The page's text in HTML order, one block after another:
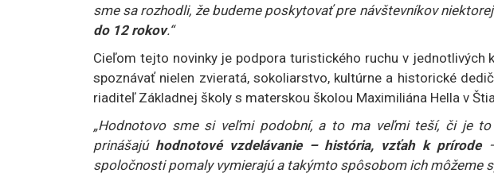
sme sa rozhodli, že budeme poskytovať pre návštevníkov
do 12 rokov.“
Cieľom tejto novinky je podpora turistického ruchu v jednotlivých
spoznávať nielen zvieratá, sokoliarstvo, kultúrne a historické
riaditeľ Základnej školy s materskou školou Maximiliána Hella v
„Hodnotovo sme si veľmi podobní, a to ma veľmi teší, či je
prinášajú hodnotové vzdelávanie – história, vzťah k prírode–
spoločnosti pomaly vymierajú a takýmto spôsobom ich môžeme